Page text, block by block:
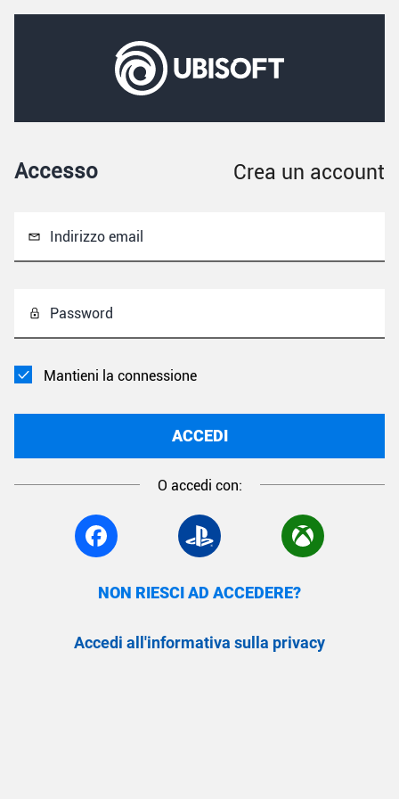
Accesso Crea un account
Indirizzo email
Password
Mantieni la connessione
ACCEDI
O accedi con:
NON RIESCI AD ACCEDERE?
Accedi all'informativa sulla privacy